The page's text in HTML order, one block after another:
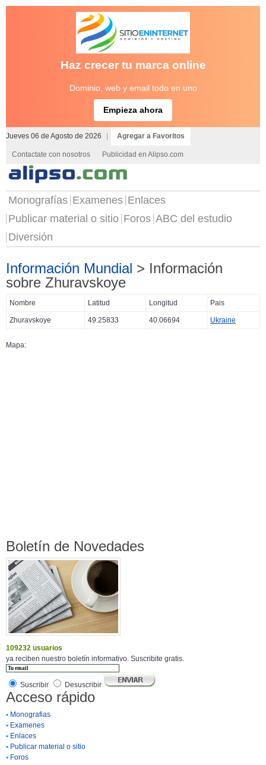
Haz crecer tu marca online
Dominio, web y email todo en uno
Empieza ahora
Jueves 06 de Agosto de 2026 Agregar a Favoritos
Contactate con nosotros Publicidad en Alipso.com
Monografías Examenes Enlaces
Publicar material o sitio Foros ABC del estudio
Diversión
Información Mundial > Información
sobre Zhuravskoye
Nombre Latitud Longitud Pais
Zhuravskoye 49.25833 40.06694 Ukraine
Mapa:
Boletín de Novedades
109232 usuarios
ya reciben nuestro boletín informativo. Suscribite gratis.
Suscribir Desuscribir
Acceso rápido
• Monografias
• Examenes
• Enlaces
• Publicar material o sitio
• Foros